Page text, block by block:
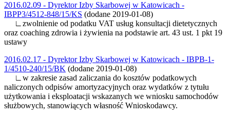
2016.02.09 - Dyrektor Izby Skarbowej w Katowicach -
IBPP3/4512-848/15/KS (dodane 2019-01-08)
∟zwolnienie od podatku VAT usług konsultacji dietetycznych
oraz coaching zdrowia i żywienia na podstawie art. 43 ust. 1 pkt 19
ustawy
2016.02.17 - Dyrektor Izby Skarbowej w Katowicach - IBPB-1-
1/4510-240/15/BK (dodane 2019-01-08)
∟w zakresie zasad zaliczania do kosztów podatkowych
naliczonych odpisów amortyzacyjnych oraz wydatków z tytułu
użytkowania i eksploatacji wskazanych we wniosku samochodów
służbowych, stanowiących własność Wnioskodawcy.